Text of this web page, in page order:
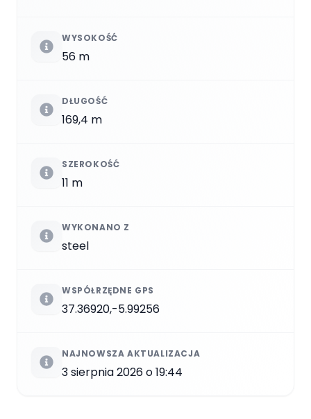
WYSOKOŚĆ
56 m
DŁUGOŚĆ
169,4 m
SZEROKOŚĆ
11 m
WYKONANO Z
steel
WSPÓŁRZĘDNE GPS
37.36920,-5.99256
NAJNOWSZA AKTUALIZACJA
3 sierpnia 2026 o 19:44